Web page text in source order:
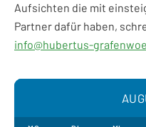
Aufsichten die mit
Partner dafür haben,
info@hubertus-